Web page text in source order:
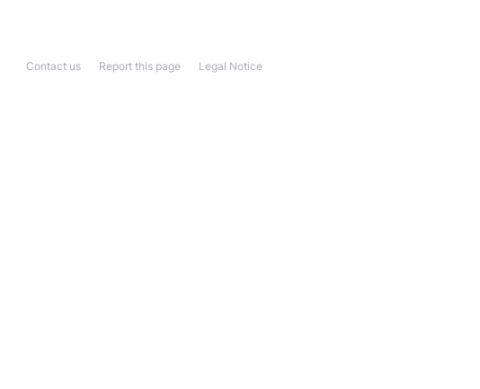
Legal Notice
Report this page
Contact us